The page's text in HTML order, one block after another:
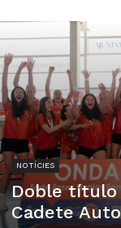
NOTÍCIES
Doble título
Cadete